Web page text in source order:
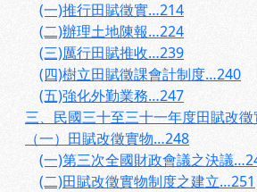
(一)推行田賦徵實…214
(二)辦理土地陳報…224
(三)厲行田賦推收…239
(四)樹立田賦徵課會計制度…240
(五)強化外勤業務…247
三、民國三十至三十一年度田賦改
（一）田賦改徵實物…248
(一)第三次全國財政會議之決議
(二)田賦改徵實物制度之建立…251